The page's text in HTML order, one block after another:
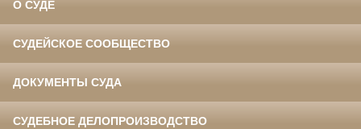
О СУДЕ
СУДЕЙСКОЕ СООБЩЕСТВО
ДОКУМЕНТЫ СУДА
СУДЕБНОЕ ДЕЛОПРОИЗВОДСТВО